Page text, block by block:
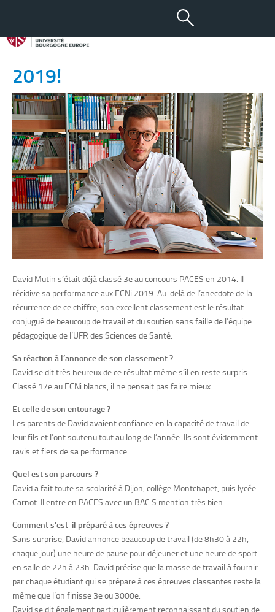
12 JUIL 2019
Classé troisième aux ECNi
2019!
David Mutin s’était déjà classé 3e au concours PACES en 2014. Il
récidive sa performance aux ECNi 2019. Au-delà de l’anecdote de la
récurrence de ce chiffre, son excellent classement est le résultat
conjugué de beaucoup de travail et du soutien sans faille de l’équipe
pédagogique de l’UFR des Sciences de Santé.
Sa réaction à l’annonce de son classement ?
David se dit très heureux de ce résultat même s’il en reste surpris.
Classé 17e au ECNi blancs, il ne pensait pas faire mieux.
Et celle de son entourage ?
Les parents de David avaient confiance en la capacité de travail de
leur fils et l’ont soutenu tout au long de l’année. Ils sont évidemment
ravis et fiers de sa performance.
Quel est son parcours ?
David a fait toute sa scolarité à Dijon, collège Montchapet, puis lycée
Carnot. Il entre en PACES avec un BAC S mention très bien.
Comment s’est-il préparé à ces épreuves ?
Sans surprise, David annonce beaucoup de travail (de 8h30 à 22h,
chaque jour) une heure de pause pour déjeuner et une heure de sport
en salle de 22h à 23h. David précise que la masse de travail à fournir
par chaque étudiant qui se prépare à ces épreuves classantes reste la
même que l’on finisse 3e ou 3000e.
David se dit également particulièrement reconnaissant du soutien de